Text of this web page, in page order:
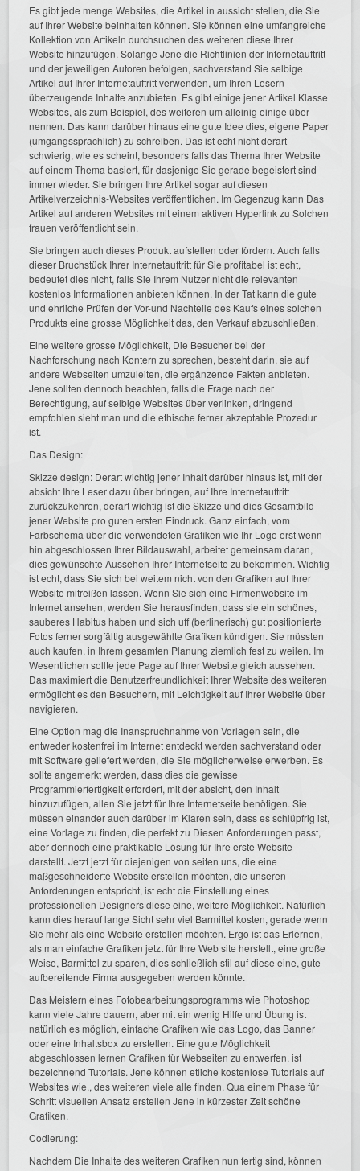
Es gibt jede menge Websites, die Artikel in aussicht stellen, die Sie
auf Ihrer Website beinhalten können. Sie können eine umfangreiche
Kollektion von Artikeln durchsuchen des weiteren diese Ihrer
Website hinzufügen. Solange Jene die Richtlinien der Internetauftritt
und der jeweiligen Autoren befolgen, sachverstand Sie selbige
Artikel auf Ihrer Internetauftritt verwenden, um Ihren Lesern
überzeugende Inhalte anzubieten. Es gibt einige jener Artikel Klasse
Websites, als zum Beispiel, des weiteren um alleinig einige über
nennen. Das kann darüber hinaus eine gute Idee dies, eigene Paper
(umgangssprachlich) zu schreiben. Das ist echt nicht derart
schwierig, wie es scheint, besonders falls das Thema Ihrer Website
auf einem Thema basiert, für dasjenige Sie gerade begeistert sind
immer wieder. Sie bringen Ihre Artikel sogar auf diesen
Artikelverzeichnis-Websites veröffentlichen. Im Gegenzug kann Das
Artikel auf anderen Websites mit einem aktiven Hyperlink zu Solchen
frauen veröffentlicht sein.
Sie bringen auch dieses Produkt aufstellen oder fördern. Auch falls
dieser Bruchstück Ihrer Internetauftritt für Sie profitabel ist echt,
bedeutet dies nicht, falls Sie Ihrem Nutzer nicht die relevanten
kostenlos Informationen anbieten können. In der Tat kann die gute
und ehrliche Prüfen der Vor-und Nachteile des Kaufs eines solchen
Produkts eine grosse Möglichkeit das, den Verkauf abzuschließen.
Eine weitere grosse Möglichkeit, Die Besucher bei der
Nachforschung nach Kontern zu sprechen, besteht darin, sie auf
andere Webseiten umzuleiten, die ergänzende Fakten anbieten.
Jene sollten dennoch beachten, falls die Frage nach der
Berechtigung, auf selbige Websites über verlinken, dringend
empfohlen sieht man und die ethische ferner akzeptable Prozedur
ist.
Das Design:
Skizze design: Derart wichtig jener Inhalt darüber hinaus ist, mit der
absicht Ihre Leser dazu über bringen, auf Ihre Internetauftritt
zurückzukehren, derart wichtig ist die Skizze und dies Gesamtbild
jener Website pro guten ersten Eindruck. Ganz einfach, vom
Farbschema über die verwendeten Grafiken wie Ihr Logo erst wenn
hin abgeschlossen Ihrer Bildauswahl, arbeitet gemeinsam daran,
dies gewünschte Aussehen Ihrer Internetseite zu bekommen. Wichtig
ist echt, dass Sie sich bei weitem nicht von den Grafiken auf Ihrer
Website mitreißen lassen. Wenn Sie sich eine Firmenwebsite im
Internet ansehen, werden Sie herausfinden, dass sie ein schönes,
sauberes Habitus haben und sich uff (berlinerisch) gut positionierte
Fotos ferner sorgfältig ausgewählte Grafiken kündigen. Sie müssten
auch kaufen, in Ihrem gesamten Planung ziemlich fest zu weilen. Im
Wesentlichen sollte jede Page auf Ihrer Website gleich aussehen.
Das maximiert die Benutzerfreundlichkeit Ihrer Website des weiteren
ermöglicht es den Besuchern, mit Leichtigkeit auf Ihrer Website über
navigieren.
Eine Option mag die Inanspruchnahme von Vorlagen sein, die
entweder kostenfrei im Internet entdeckt werden sachverstand oder
mit Software geliefert werden, die Sie möglicherweise erwerben. Es
sollte angemerkt werden, dass dies die gewisse
Programmierfertigkeit erfordert, mit der absicht, den Inhalt
hinzuzufügen, allen Sie jetzt für Ihre Internetseite benötigen. Sie
müssen einander auch darüber im Klaren sein, dass es schlüpfrig ist,
eine Vorlage zu finden, die perfekt zu Diesen Anforderungen passt,
aber dennoch eine praktikable Lösung für Ihre erste Website
darstellt. Jetzt jetzt für diejenigen von seiten uns, die eine
maßgeschneiderte Website erstellen möchten, die unseren
Anforderungen entspricht, ist echt die Einstellung eines
professionellen Designers diese eine, weitere Möglichkeit. Natürlich
kann dies herauf lange Sicht sehr viel Barmittel kosten, gerade wenn
Sie mehr als eine Website erstellen möchten. Ergo ist das Erlernen,
als man einfache Grafiken jetzt für Ihre Web site herstellt, eine große
Weise, Barmittel zu sparen, dies schließlich stil auf diese eine, gute
aufbereitende Firma ausgegeben werden könnte.
Das Meistern eines Fotobearbeitungsprogramms wie Photoshop
kann viele Jahre dauern, aber mit ein wenig Hilfe und Übung ist
natürlich es möglich, einfache Grafiken wie das Logo, das Banner
oder eine Inhaltsbox zu erstellen. Eine gute Möglichkeit
abgeschlossen lernen Grafiken für Webseiten zu entwerfen, ist
bezeichnend Tutorials. Jene können etliche kostenlose Tutorials auf
Websites wie,, des weiteren viele alle finden. Qua einem Phase für
Schritt visuellen Ansatz erstellen Jene in kürzester Zeit schöne
Grafiken.
Codierung:
Nachdem Die Inhalte des weiteren Grafiken nun fertig sind, können